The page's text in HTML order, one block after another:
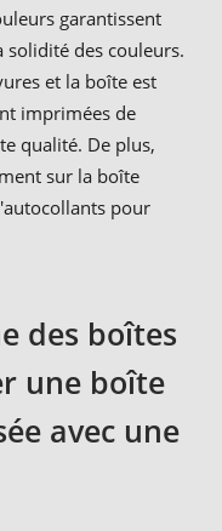
garantissent
solidité des couleurs.
et la boîte est
imprimées de
qualité. De plus,
sur la boîte
pour
des boîtes
une boîte
avec une